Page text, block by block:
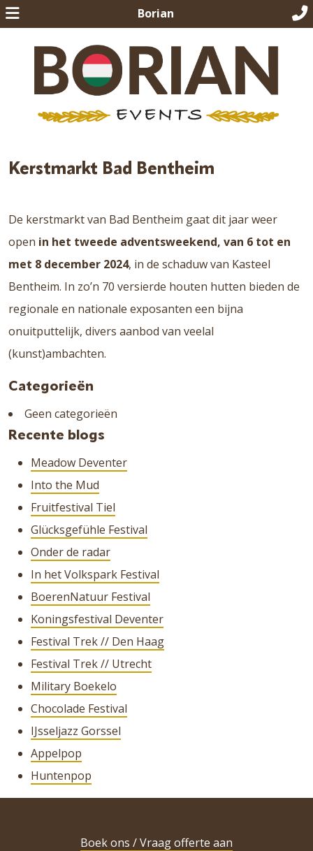
Borian
Kerstmarkt Bad Bentheim
De kerstmarkt van Bad Bentheim gaat dit jaar weer
open in het tweede adventsweekend, van 6 tot en
met 8 december 2024, in de schaduw van Kasteel
Bentheim. In zo’n 70 versierde houten hutten bieden de
regionale en nationale exposanten een bijna
onuitputtelijk, divers aanbod van veelal
(kunst)ambachten.
Categorieën
Geen categorieën
Recente blogs
Meadow Deventer
Into the Mud
Fruitfestival Tiel
Glücksgefühle Festival
Onder de radar
In het Volkspark Festival
BoerenNatuur Festival
Koningsfestival Deventer
Festival Trek // Den Haag
Festival Trek // Utrecht
Military Boekelo
Chocolade Festival
IJsseljazz Gorssel
Appelpop
Huntenpop
Boek ons / Vraag offerte aan